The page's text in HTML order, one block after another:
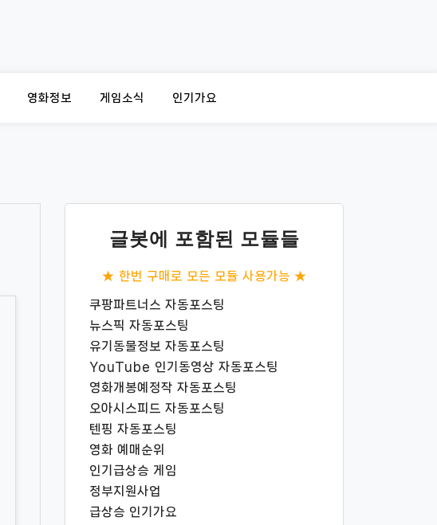
영화정보 게임소식 인기가요
글봇에 포함된 모듈들
★ 한번 구매로 모든 모듈 사용가능 ★
쿠팡파트너스 자동포스팅
뉴스픽 자동포스팅
유기동물정보 자동포스팅
YouTube 인기동영상 자동포스팅
영화개봉예정작 자동포스팅
오아시스피드 자동포스팅
텐핑 자동포스팅
영화 예매순위
인기급상승 게임
정부지원사업
급상승 인기가요